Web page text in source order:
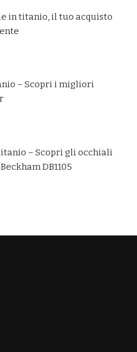
in titanio, il tuo acquisto
– Scopri i migliori
– Scopri gli occhiali
DB1105